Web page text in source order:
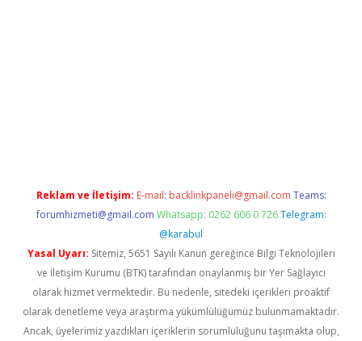
Reklam ve İletişim: E-mail: backlinkpaneli@gmail.com Teams:
forumhizmeti@gmail.com Whatsapp: 0262 606 0 726 Telegram:
@karabul
Yasal Uyarı: Sitemiz, 5651 Sayılı Kanun gereğince Bilgi Teknolojileri
ve İletişim Kurumu (BTK) tarafından onaylanmış bir Yer Sağlayıcı
olarak hizmet vermektedir. Bu nedenle, sitedeki içerikleri proaktif
olarak denetleme veya araştırma yükümlülüğümüz bulunmamaktadır.
Ancak, üyelerimiz yazdıkları içeriklerin sorumluluğunu taşımakta olup,